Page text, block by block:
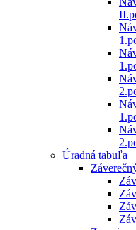
Úradná tabuľa